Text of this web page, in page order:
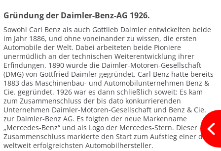
Gründung der Daimler-Benz-AG 1926.
Sowohl Carl Benz als auch Gottlieb Daimler entwickelten beide
im Jahr 1886, und ohne voneinander zu wissen, die ersten
Automobile der Welt. Dabei arbeiteten beide Pioniere
unermüdlich an der technischen Weiterentwicklung ihrer
Erfindungen. 1890 wurde die Daimler-Motoren-Gesellschaft
(DMG) von Gottfried Daimler gegründet. Carl Benz hatte bereits
1883 das Maschinenbau- und Automobilunternehmen Benz &
Cie. gegründet. 1926 war es dann schließlich soweit: Es kam
zum Zusammenschluss der bis dato konkurrierenden
Unternehmen Daimler-Motoren-Gesellschaft und Benz & Cie.
zur Daimler-Benz AG. Es folgten der neue Markenname
„Mercedes-Benz“ und als Logo der Mercedes-Stern. Dieser
Zusammenschluss markierte den Start zum Aufstieg einer der
weltweit erfolgreichsten Automobilhersteller.